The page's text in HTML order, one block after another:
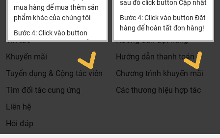
Chức Năng Nắp Bồn Cầu Thông Minh Kazoshi
Tại Khali Nguyễn, chúng tôi cam kết:
Cam kết 100% sản phẩm chính hãng, nếu phát hiện ra
hàng giả hàng nhái hoàn tiền 200%.
Sản phẩm được Khali Nguyễn lựa chọn bán là những
sản phẩm có chất lượng phù hợp với giá thành và đã bán
Bán hàng có tâm: Chúng tôi mong muốn được tư vấn
khách hàng chọn được những sản phẩm phù hợp và
mua hàng để mua thêm sản
phẩm khác của chúng tôi
Bước 4: Click vào button
Tiến hành thanh toán để
thanh toán đơn hàng của
Xin cảm ơn khách hàng!!!
sau đó click button Cập nhật
Bước 4: Click vào button Đặt
hàng để hoàn tất đơn hàng!
Xin cảm ơn khách hàng!!!
Thông tin
Tìm đại lý & Hợp tác
Tin tức
Khuyến mãi
Tuyển dụng & Cộng tác viên
Tìm đối tác cung ứng
Liên hệ
Hỏi đáp
Thông tin thêm
Hướng dẫn mua hàng
Hướng dẫn đặt hàng
Hướng dẫn thanh toán
Chương trình khuyến mãi
Các thương hiệu hợp tác